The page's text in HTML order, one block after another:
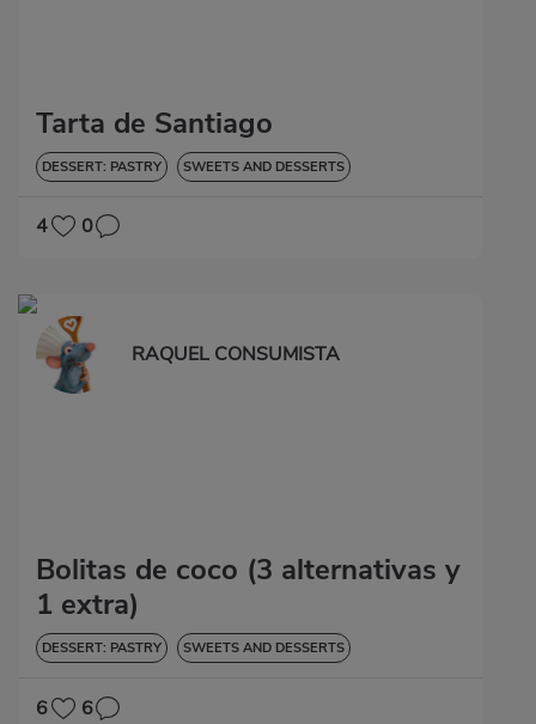
Tarta de Santiago
DESSERT: PASTRY SWEETS AND DESSERTS
4 0
RAQUEL CONSUMISTA
Bolitas de coco (3 alternativas y
1 extra)
DESSERT: PASTRY SWEETS AND DESSERTS
6 6